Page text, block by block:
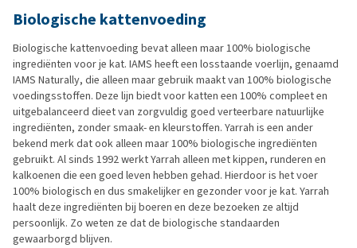
Biologische kattenvoeding
Biologische kattenvoeding bevat alleen maar 100% biologische
ingrediënten voor je kat. IAMS heeft een losstaande voerlijn, genaamd
IAMS Naturally, die alleen maar gebruik maakt van 100% biologische
voedingsstoffen. Deze lijn biedt voor katten een 100% compleet en
uitgebalanceerd dieet van zorgvuldig goed verteerbare natuurlijke
ingrediënten, zonder smaak- en kleurstoffen. Yarrah is een ander
bekend merk dat ook alleen maar 100% biologische ingrediënten
gebruikt. Al sinds 1992 werkt Yarrah alleen met kippen, runderen en
kalkoenen die een goed leven hebben gehad. Hierdoor is het voer
100% biologisch en dus smakelijker en gezonder voor je kat. Yarrah
haalt deze ingrediënten bij boeren en deze bezoeken ze altijd
persoonlijk. Zo weten ze dat de biologische standaarden
gewaarborgd blijven.